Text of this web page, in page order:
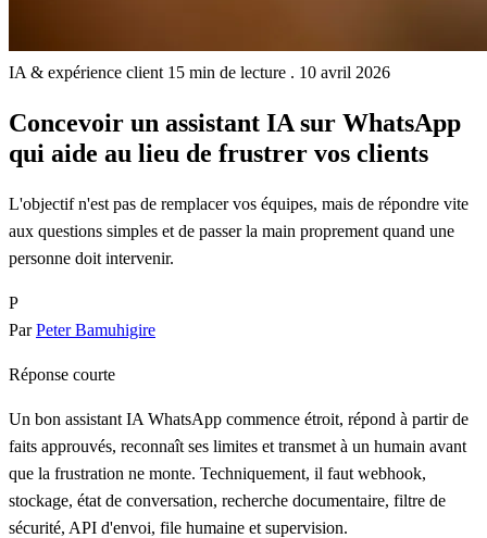
IA & expérience client 15 min de lecture . 10 avril 2026
Concevoir un assistant IA sur WhatsApp
qui aide au lieu de frustrer vos clients
L'objectif n'est pas de remplacer vos équipes, mais de répondre vite
aux questions simples et de passer la main proprement quand une
personne doit intervenir.
P
ParPeter Bamuhigire
Réponse courte
Un bon assistant IA WhatsApp commence étroit, répond à partir de
faits approuvés, reconnaît ses limites et transmet à un humain avant
que la frustration ne monte. Techniquement, il faut webhook,
stockage, état de conversation, recherche documentaire, filtre de
sécurité, API d'envoi, file humaine et supervision.